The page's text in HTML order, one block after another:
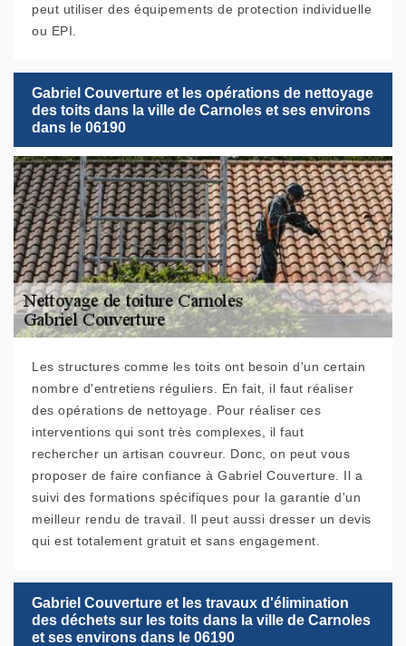
peut utiliser des équipements de protection individuelle
ou EPI.
Gabriel Couverture et les opérations de nettoyage
des toits dans la ville de Carnoles et ses environs
dans le 06190
Les structures comme les toits ont besoin d'un certain
nombre d'entretiens réguliers. En fait, il faut réaliser
des opérations de nettoyage. Pour réaliser ces
interventions qui sont très complexes, il faut
rechercher un artisan couvreur. Donc, on peut vous
proposer de faire confiance à Gabriel Couverture. Il a
suivi des formations spécifiques pour la garantie d'un
meilleur rendu de travail. Il peut aussi dresser un devis
qui est totalement gratuit et sans engagement.
Gabriel Couverture et les travaux d'élimination
des déchets sur les toits dans la ville de Carnoles
et ses environs dans le 06190